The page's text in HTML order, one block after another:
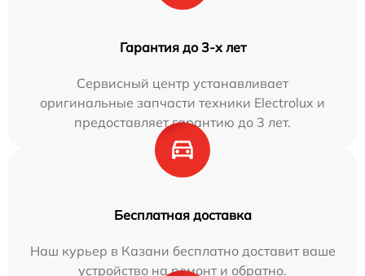
Гарантия до 3-х лет
Сервисный центр устанавливает
оригинальные запчасти техники Electrolux и
предоставляет гарантию до 3 лет.
Бесплатная доставка
Наш курьер в Казани бесплатно доставит ваше
устройство на ремонт и обратно.